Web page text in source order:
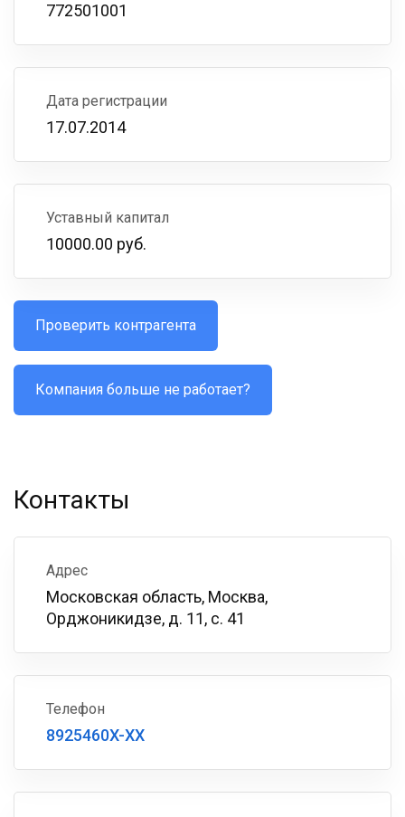
772501001
Дата регистрации
17.07.2014
Уставный капитал
10000.00 руб.
Проверить контрагента
Компания больше не работает?
Контакты
Адрес
Московская область, Москва,
Орджоникидзе, д. 11, с. 41
Телефон
8925460X-XX